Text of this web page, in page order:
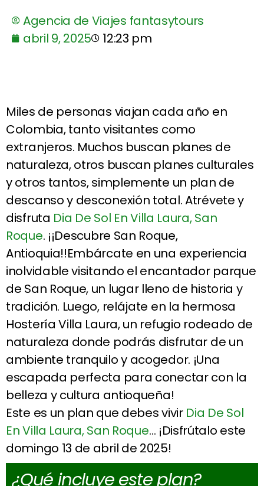
Agencia de Viajes fantasytours
abril 9, 2025
12:23 pm
Miles de personas viajan cada año en
Colombia, tanto visitantes como
extranjeros. Muchos buscan planes de
naturaleza, otros buscan planes culturales
y otros tantos, simplemente un plan de
descanso y desconexión total. Atrévete y
disfruta Dia De Sol En Villa Laura, San
Roque. ¡¡Descubre San Roque,
Antioquia!!Embárcate en una experiencia
inolvidable visitando el encantador parque
de San Roque, un lugar lleno de historia y
tradición. Luego, relájate en la hermosa
Hostería Villa Laura, un refugio rodeado de
naturaleza donde podrás disfrutar de un
ambiente tranquilo y acogedor. ¡Una
escapada perfecta para conectar con la
belleza y cultura antioqueña!
Este es un plan que debes vivir Dia De Sol
En Villa Laura, San Roque… ¡Disfrútalo este
domingo 13 de abril de 2025!
¿Qué incluye este plan?